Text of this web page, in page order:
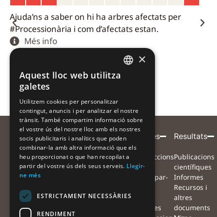
Ajuda’ns a saber on hi ha arbres afectats per
#Processionària i com d’afectats estan.
Més info
Entitat
coordinadora
Amb
el
suport
de
Amb
la
col·laboració
de
Participa
Què volem
aconseguir?
ajudar?
Projecte
Projecte
Equip
Preguntes
Alertes
Instruccions
per
participar-
d'alertes
Resultats
Publicacions
científiques
Informes
Recursos i
altres
documents
SPANISH
×
Aquest lloc web utilitza
galetes
Utilitzem cookies per personalitzar
contingut, anuncis i per analitzar el nostre
trànsit. També compartim informació sobre
el vostre ús del nostre lloc amb els nostres
socis publicitaris i analítics que poden
combinar-la amb altra informació que els
heu proporcionat o que han recopilat a
partir del vostre ús dels seus serveis. Llegir-
ne més
ESTRICTAMENT NECESSÀRIES
RENDIMENT